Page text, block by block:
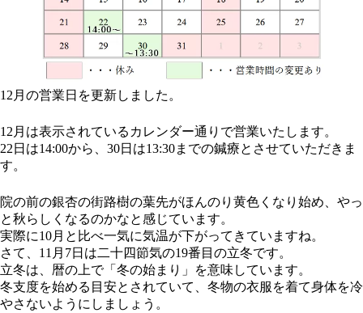
12月の営業日を更新しました。
12月は表示されているカレンダー通りで営業いたします。
22日は14:00から、30日は13:30までの鍼療とさせていただきま
す。
院の前の銀杏の街路樹の葉先がほんのり黄色くなり始め、やっ
と秋らしくなるのかなと感じています。
実際に10月と比べ一気に気温が下がってきていますね。
さて、11月7日は二十四節気の19番目の立冬です。
立冬は、暦の上で「冬の始まり」を意味しています。
冬支度を始める目安とされていて、冬物の衣服を着て身体を冷
やさないようにしましょう。